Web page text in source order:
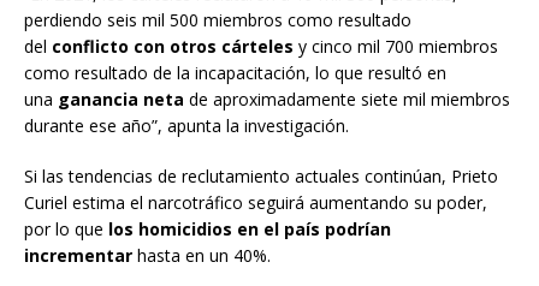
perdiendo seis mil 500 miembros como resultado
del conflicto con otros cárteles y cinco mil 700 miembros
como resultado de la incapacitación, lo que resultó en
una ganancia neta de aproximadamente siete mil miembros
durante ese año”, apunta la investigación.
Si las tendencias de reclutamiento actuales continúan, Prieto
Curiel estima el narcotráfico seguirá aumentando su poder,
por lo que los homicidios en el país podrían
incrementar hasta en un 40%.